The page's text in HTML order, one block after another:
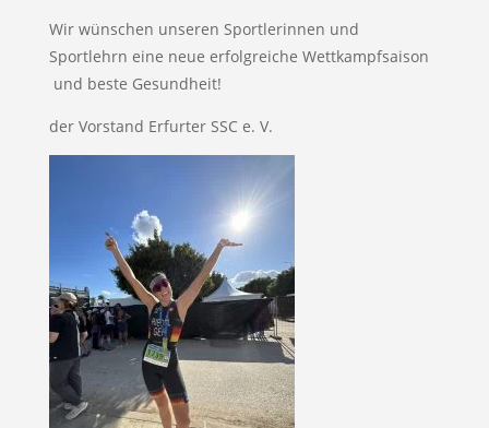
Wir wünschen unseren Sportlerinnen und
Sportlehrn eine neue erfolgreiche Wettkampfsaison
und beste Gesundheit!
der Vorstand Erfurter SSC e. V.